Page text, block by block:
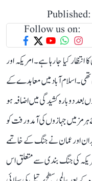
Follow us on:
بحالی کا انتظار کیا جا رہا ہے۔ امریکہ اور
کی تھی۔ اسلام آباد میں معاہدے کے
دنوں بعد دوبارہ کشیدگی میں اضافہ ہو
ہرمز میں جہازوں کی آمد و رفت کو
اور عمان نے جنگ کے خاتمے
کی جنگ بندی سے متعلق اس